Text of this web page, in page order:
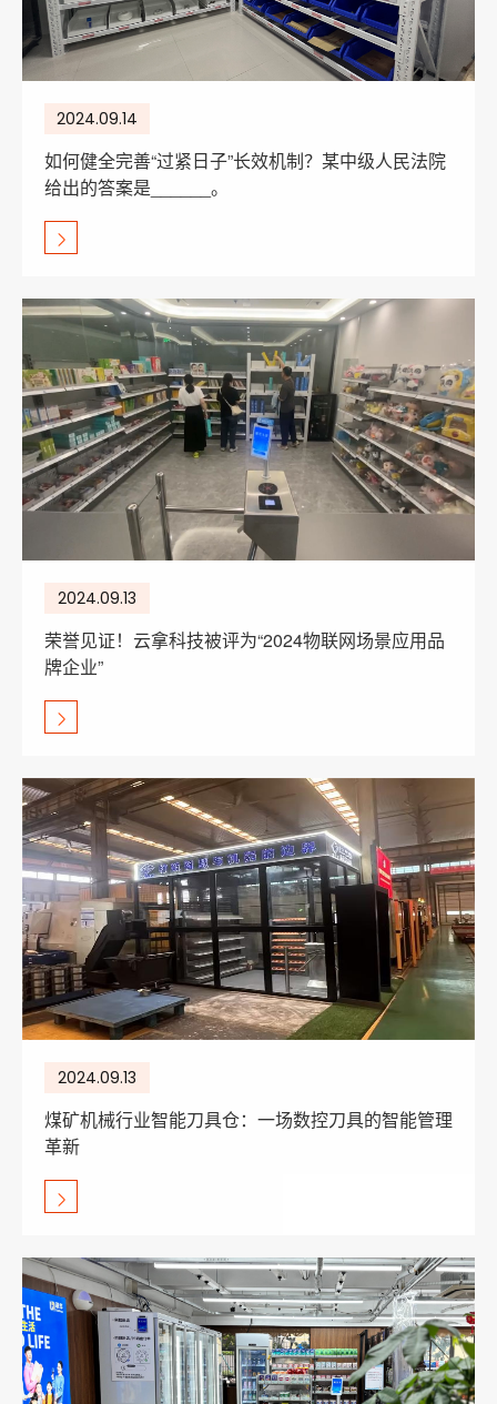
2024.09.14
如何健全完善“过紧日子”长效机制？某中级人民法院
给出的答案是______。
2024.09.13
荣誉见证！云拿科技被评为“2024物联网场景应用品
牌企业”
2024.09.13
煤矿机械行业智能刀具仓：一场数控刀具的智能管理
革新